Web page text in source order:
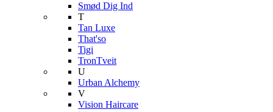
Smød Dig Ind
T
Tan Luxe
That'so
Tigi
TronTveit
U
Urban Alchemy
V
Vision Haircare